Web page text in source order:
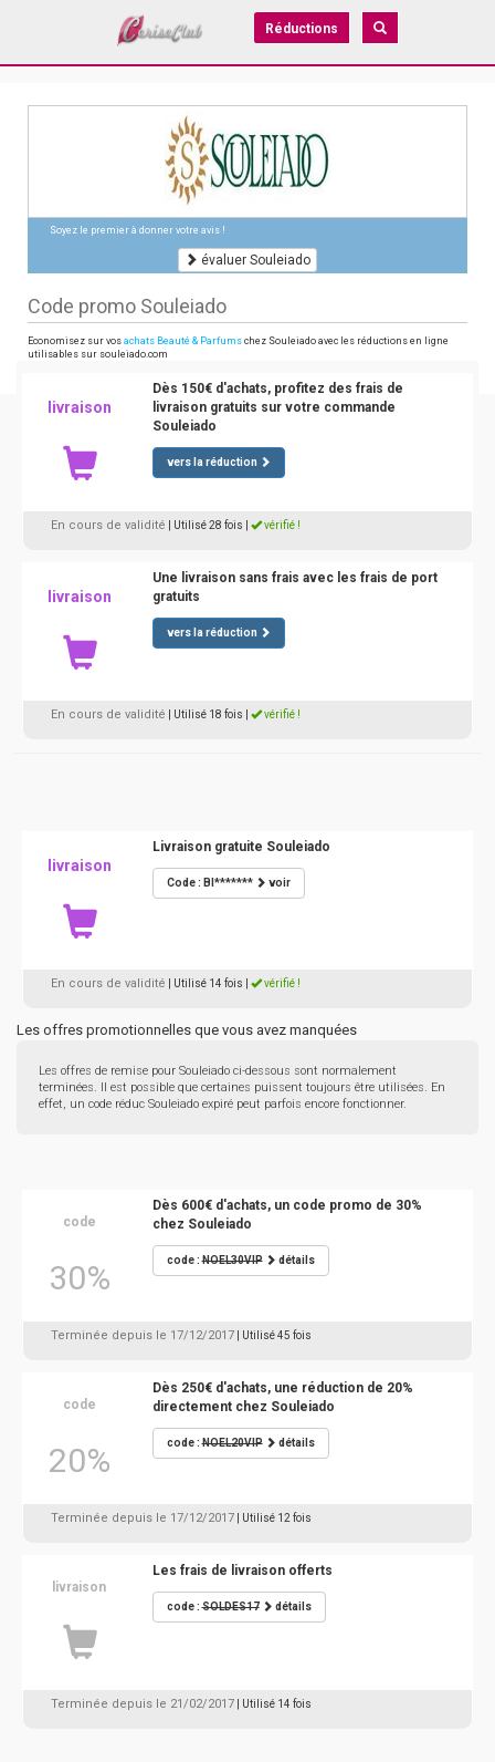
Réductions
Soyez le premier à donner votre avis !
évaluer Souleiado
Code promo Souleiado
Economisez sur vos achats Beauté & Parfums chez Souleiado avec les réductions en ligne
utilisables sur souleiado.com
livraison
Dès 150€ d'achats, profitez des frais de
livraison gratuits sur votre commande
Souleiado
vers la réduction
En cours de validité | Utilisé 28 fois vérifié !
livraison
Une livraison sans frais avec les frais de port
gratuits
vers la réduction
En cours de validité | Utilisé 18 fois vérifié !
livraison
Livraison gratuite Souleiado
Code : BI******* voir
En cours de validité | Utilisé 14 fois vérifié !
Les offres promotionnelles que vous avez manquées
Les offres de remise pour Souleiado ci-dessous sont normalement
terminées. Il est possible que certaines puissent toujours être utilisées. En
effet, un code réduc Souleiado expiré peut parfois encore fonctionner.
code
30%
Dès 600€ d'achats, un code promo de 30%
chez Souleiado
code :NOEL30VIP détails
Terminée depuis le 17/12/2017 | Utilisé 45 fois
code
20%
Dès 250€ d'achats, une réduction de 20%
directement chez Souleiado
code :NOEL20VIP détails
Terminée depuis le 17/12/2017 | Utilisé 12 fois
livraison
Les frais de livraison offerts
code :SOLDES17 détails
Terminée depuis le 21/02/2017 | Utilisé 14 fois